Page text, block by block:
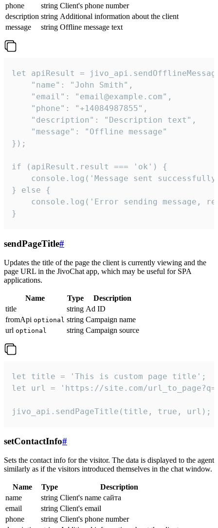
phone
string Client's phone number
description string Additional information about the client
message
string Offline message text
let apiResult =
    "name": "John Smith",
    "email": "email@example.com",
    "phone": "+14084987855",
    "description": "Description text",
    "message": "Offline message"
});
if (apiResult.result === 'ok') {
console.log('Message sent
} else {
console.log('Error sending message,
}
sendPageTitle#
Updates the title of the page the client is currently viewing and the
page URL in the JivoChat app, which may be useful for SPA
applications.
Name Type
Description
title
string Ad ID
fromApi optional string Campaign name
url optional string Campaign source
let title = 'This is custom page title';
let url = 'https://site.com/
jivo_api.sendPageTitle(title, true, url);
setContactInfo#
Sets the contact info for the visitor. The data is displayed to the agent
similarly as if the visitors introduced themselves in the chat window.
Name Type
Description
name
string Client's name сайта
email
string Client's email
phone
string Client's phone number